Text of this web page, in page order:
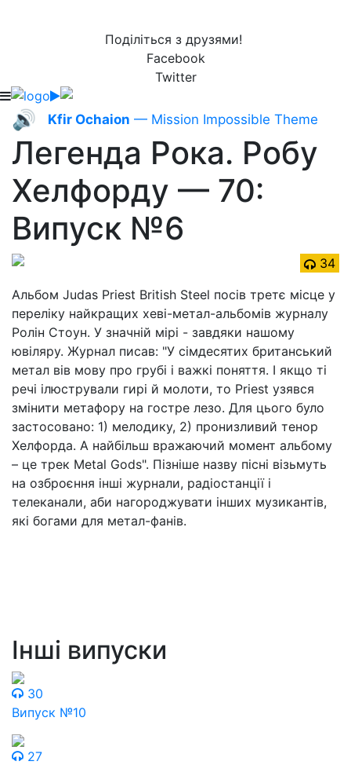
Поділіться з друзями!
Facebook
Twitter
🔊 Kfir Ochaion — Mission Impossible Theme
Легенда Рока. Робу
Хелфорду — 70:
Випуск №6
34
Альбом Judas Priest British Steel посів третє місце у
переліку найкращих хеві-метал-альбомів журналу
Ролін Стоун. У значній мірі - завдяки нашому
ювіляру. Журнал писав: "У сімдесятих британський
метал вів мову про грубі і важкі поняття. І якщо ті
речі ілюстрували гирі й молоти, то Priest узявся
змінити метафору на гостре лезо. Для цього було
застосовано: 1) мелодику, 2) пронизливий тенор
Хелфорда. А найбільш вражаючий момент альбому
– це трек Metal Gods". Пізніше назву пісні візьмуть
на озброєння інші журнали, радіостанції і
телеканали, аби нагороджувати інших музикантів,
які богами для метал-фанів.
Інші випуски
30
Випуск №10
27